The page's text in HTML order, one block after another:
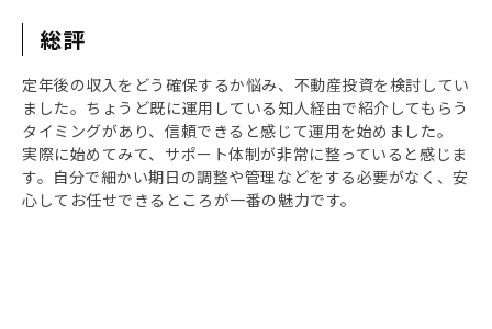
総評
定年後の収入をどう確保するか悩み、不動産投資を検討してい
ました。ちょうど既に運用している知人経由で紹介してもらう
タイミングがあり、信頼できると感じて運用を始めました。
実際に始めてみて、サポート体制が非常に整っていると感じま
す。自分で細かい期日の調整や管理などをする必要がなく、安
心してお任せできるところが一番の魅力です。